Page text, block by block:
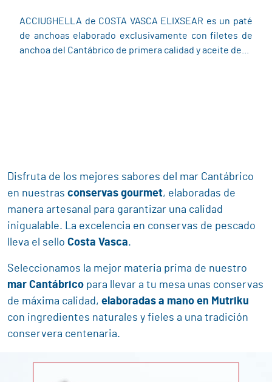
ACCIUGHELLA de COSTA VASCA ELIXSEAR es un paté
de anchoas elaborado exclusivamente con filetes de
anchoa del Cantábrico de primera calidad y aceite de...
Disfruta de los mejores sabores del mar Cantábrico
en nuestras conservas gourmet, elaboradas de
manera artesanal para garantizar una calidad
inigualable. La excelencia en conservas de pescado
lleva el sello Costa Vasca.
Seleccionamos la mejor materia prima de nuestro
mar Cantábrico para llevar a tu mesa unas conservas
de máxima calidad, elaboradas a mano en Mutriku
con ingredientes naturales y fieles a una tradición
conservera centenaria.